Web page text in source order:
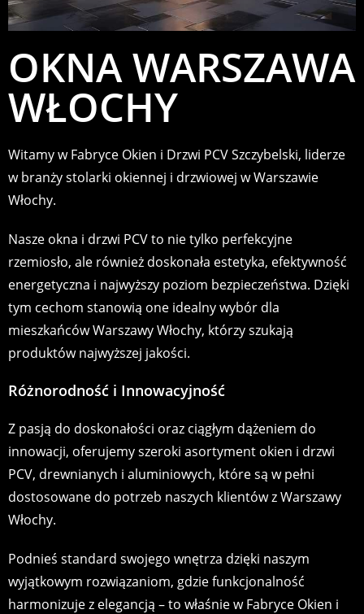
OKNA WARSZAWA
WŁOCHY
Witamy w Fabryce Okien i Drzwi PCV Szczybelski, liderze
w branży stolarki okiennej i drzwiowej w Warszawie
Włochy.
Nasze okna i drzwi PCV to nie tylko perfekcyjne
rzemiosło, ale również doskonała estetyka, efektywność
energetyczna i najwyższy poziom bezpieczeństwa. Dzięki
tym cechom stanowią one idealny wybór dla
mieszkańców Warszawy Włochy, którzy szukają
produktów najwyższej jakości.
Różnorodność i Innowacyjność
Z pasją do doskonałości oraz ciągłym dążeniem do
innowacji, oferujemy szeroki asortyment okien i drzwi
PCV, drewnianych i aluminiowych, które są w pełni
dostosowane do potrzeb naszych klientów z Warszawy
Włochy.
Podnieś standard swojego wnętrza dzięki naszym
wyjątkowym rozwiązaniom, gdzie funkcjonalność
harmonizuje z elegancją – to właśnie w Fabryce Okien i